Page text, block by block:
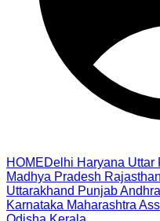
HOMEDelhi Haryana Uttar
Madhya Pradesh Rajasthan
Uttarakhand Punjab
Karnataka Maharashtra